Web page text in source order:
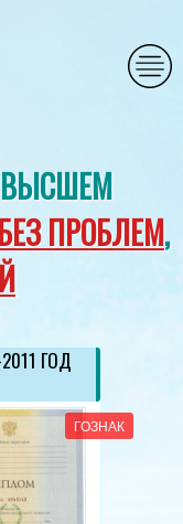
БЕЗ ПРОБЛЕМ,
ГОД
ГОЗНАК